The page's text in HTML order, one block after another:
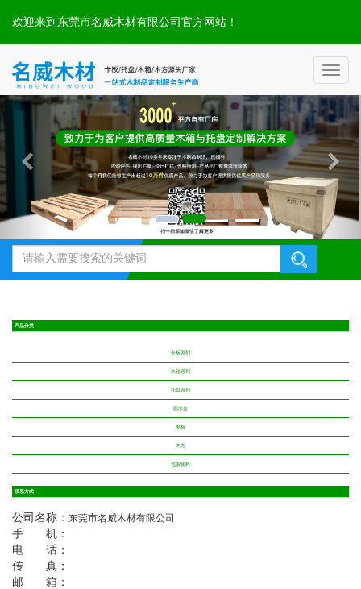
欢迎来到东莞市名威木材有限公司官方网站！
Toggle
产品分类
卡板系列
木箱系列
托盘系列
圆木盘
夹板
木方
包装辅料
联系方式
公司名称： 东莞市名威木材有限公司
手 机：
电 话：
传 真：
邮 箱：